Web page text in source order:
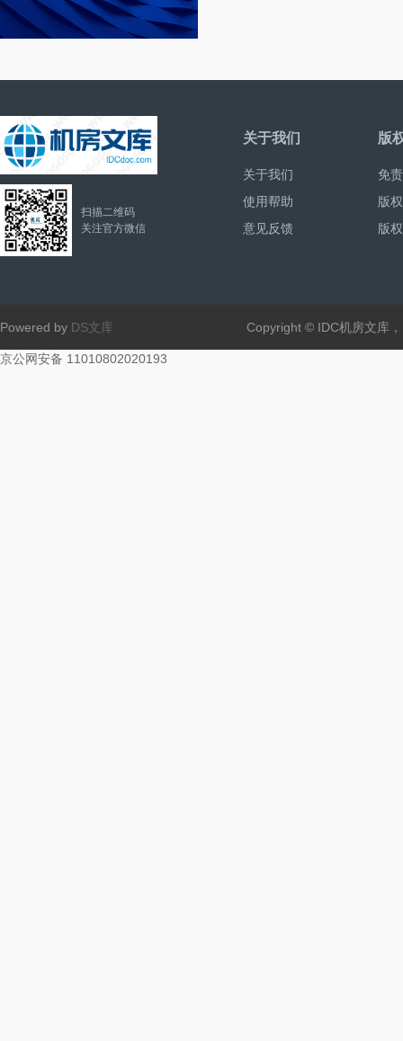
扫描二维码
关注官方微信
关于我们
关于我们
使用帮助
意见反馈
版
免
版
版
Powered by DS文库 Copyright © IDC机房文库
京公网安备 11010802020193